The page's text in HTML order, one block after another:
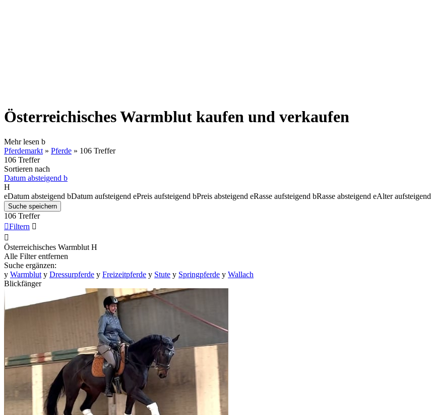
Österreichisches Warmblut kaufen und verkaufen
Mehr lesen b
Pferdemarkt » Pferde » 106 Treffer
106 Treffer
Sortieren nach
Datum absteigend b
H
eDatum absteigend bDatum aufsteigend ePreis aufsteigend bPreis absteigend eRasse aufsteigend bRasse absteigend eAlter aufsteigend
Suche speichern
106 Treffer
Filtern 

Österreichisches Warmblut H
Alle Filter entfernen
Suche ergänzen:
y Warmblut y Dressurpferde y Freizeitpferde y Stute y Springpferde y Wallach
Blickfänger